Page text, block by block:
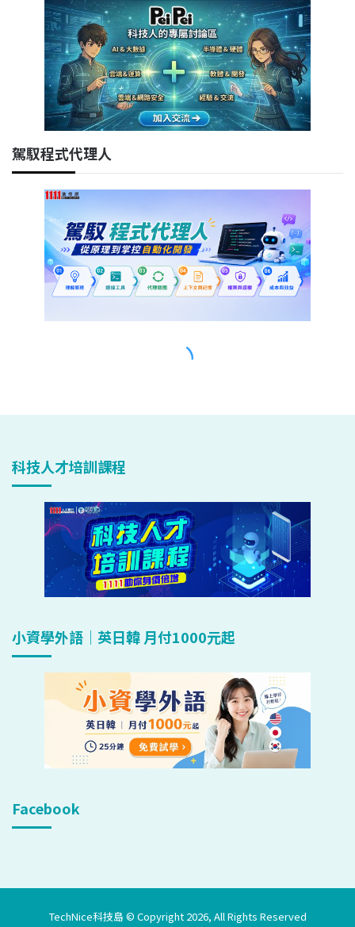
科技人才培訓課程
小資學外語｜英日韓 月付1000元起
Facebook
TechNice科技島 © Copyright 2026, All Rights Reserved